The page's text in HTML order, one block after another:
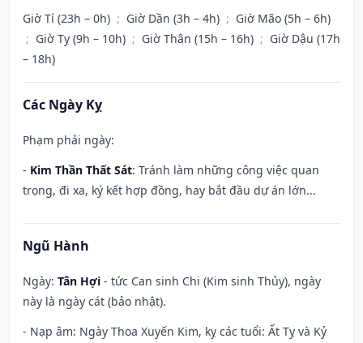
Giờ Tí (23h – 0h) ; Giờ Dần (3h – 4h) ; Giờ Mão (5h – 6h)
; Giờ Tỵ (9h – 10h) ; Giờ Thân (15h – 16h) ; Giờ Dậu (17h
– 18h)
Các Ngày Kỵ
Phạm phải ngày:
- Kim Thần Thất Sát: Tránh làm những công việc quan
trọng, đi xa, ký kết hợp đồng, hay bắt đầu dự án lớn...
Ngũ Hành
Ngày: Tân Hợi - tức Can sinh Chi (Kim sinh Thủy), ngày
này là ngày cát (bảo nhật).
- Nạp âm: Ngày Thoa Xuyến Kim, kỵ các tuổi: Ất Tỵ và Kỷ